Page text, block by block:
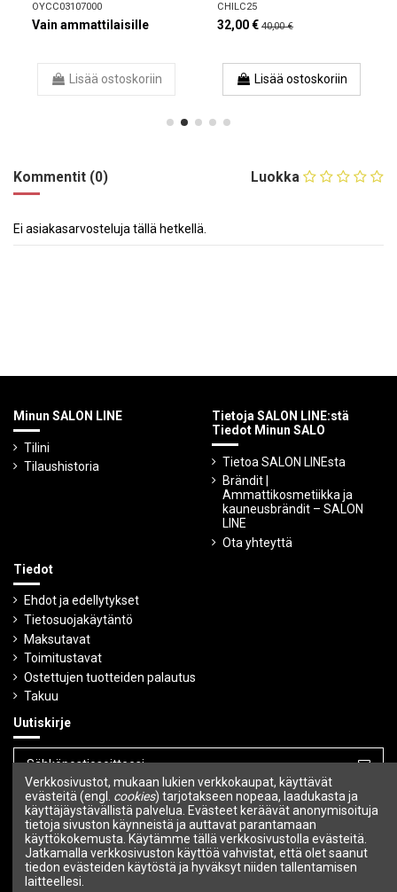
OYCC03107000
Vain ammattilaisille
Lisää ostoskoriin
CHILC25
32,00 € 40,00 €
Lisää ostoskoriin
Luokka
Kommentit (0)
Ei asiakasarvosteluja tällä hetkellä.
Minun SALON LINE
Tilini
Tilaushistoria
Tietoja SALON LINE:stä
Tiedot Minun SALO
Tietoa SALON LINEsta
Brändit |
Ammattikosmetiikka ja
kauneusbrändit – SALON
LINE
Ota yhteyttä
Tiedot
Ehdot ja edellytykset
Tietosuojakäytäntö
Maksutavat
Toimitustavat
Ostettujen tuotteiden palautus
Takuu
Uutiskirje
Voit peruuttaa tilauksen milloin tahansa.
Seuraa meitä
Verkkosivustot, mukaan lukien verkkokaupat, käyttävät
evästeitä (engl. cookies) tarjotakseen nopeaa, laadukasta ja
käyttäjäystävällistä palvelua. Evästeet keräävät anonymisoituja
tietoja sivuston käynneistä ja auttavat parantamaan
käyttökokemusta. Käytämme tällä verkkosivustolla evästeitä.
Jatkamalla verkkosivuston käyttöä vahvistat, että olet saanut
tiedon evästeiden käytöstä ja hyväksyt niiden tallentamisen
laitteellesi.